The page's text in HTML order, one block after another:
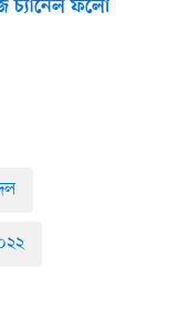
চ্যানেল ফলো